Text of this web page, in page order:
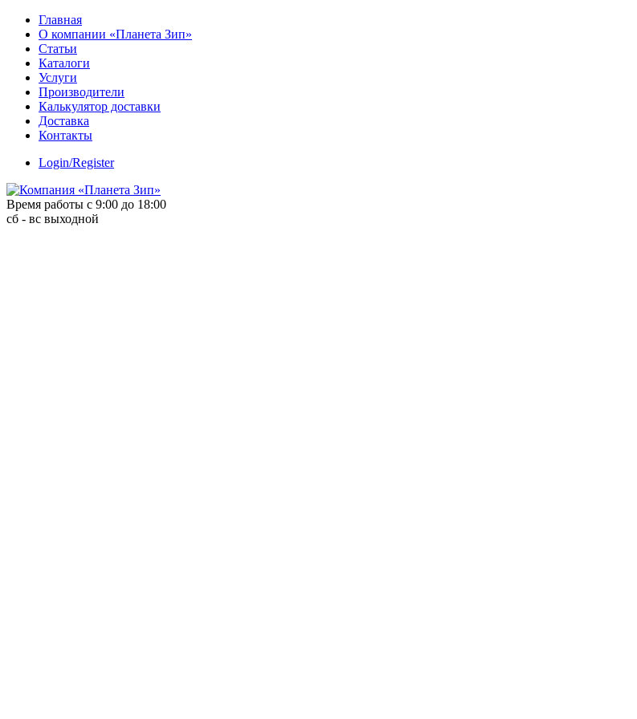
Skip
content
Главная
О компании «Планета Зип»
Статьи
Каталоги
Услуги
Производители
Калькулятор доставки
Доставка
Контакты
Login/Register
Время работы с 9:00 до 18:00
сб - вс выходной